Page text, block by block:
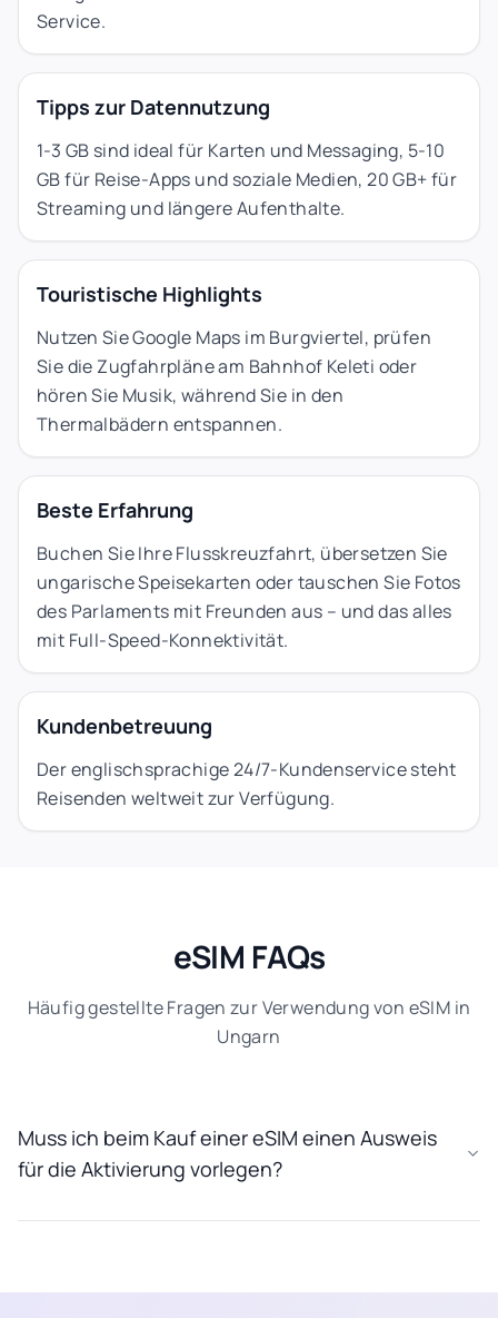
Service.
Tipps zur Datennutzung
1-3 GB sind ideal für Karten und Messaging, 5-10
GB für Reise-Apps und soziale Medien, 20 GB+ für
Streaming und längere Aufenthalte.
Touristische Highlights
Nutzen Sie Google Maps im Burgviertel, prüfen
Sie die Zugfahrpläne am Bahnhof Keleti oder
hören Sie Musik, während Sie in den
Thermalbädern entspannen.
Beste Erfahrung
Buchen Sie Ihre Flusskreuzfahrt, übersetzen Sie
ungarische Speisekarten oder tauschen Sie Fotos
des Parlaments mit Freunden aus – und das alles
mit Full-Speed-Konnektivität.
Kundenbetreuung
Der englischsprachige 24/7-Kundenservice steht
Reisenden weltweit zur Verfügung.
eSIM FAQs
Häufig gestellte Fragen zur Verwendung von eSIM in
Ungarn
Muss ich beim Kauf einer eSIM einen Ausweis
für die Aktivierung vorlegen?